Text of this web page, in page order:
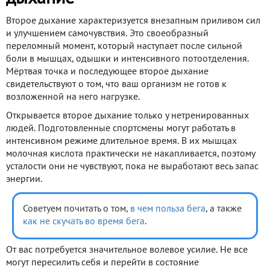
Второе дыхание характеризуется внезапным приливом сил
и улучшением самочувствия. Это своеобразный
переломный момент, который наступает после сильной
боли в мышцах, одышки и интенсивного потоотделения.
Мёртвая точка и последующее второе дыхание
свидетельствуют о том, что ваш организм не готов к
возложенной на него нагрузке.
Открывается второе дыхание только у нетренированных
людей. Подготовленные спортсмены могут работать в
интенсивном режиме длительное время. В их мышцах
молочная кислота практически не накапливается, поэтому
усталости они не чувствуют, пока не выработают весь запас
энергии.
Советуем почитать о том, в чем польза бега, а также
как не скучать во время бега.
От вас потребуется значительное волевое усилие. Не все
могут пересилить себя и перейти в состояние